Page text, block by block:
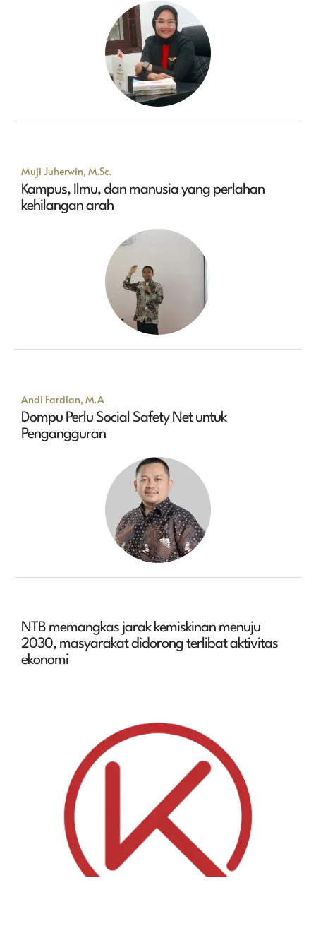
Muji Juherwin, M.Sc.
Kampus, Ilmu, dan manusia yang perlahan
kehilangan arah
Andi Fardian, M.A
Dompu Perlu Social Safety Net untuk
Pengangguran
NTB memangkas jarak kemiskinan menuju
2030, masyarakat didorong terlibat aktivitas
ekonomi